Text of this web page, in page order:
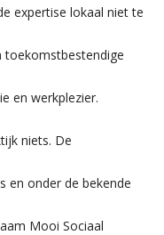
expertise lokaal niet te
toekomstbestendige
en werkplezier.
niets. De
en onder de bekende
Mooi Sociaal